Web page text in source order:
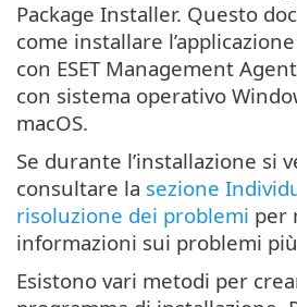
Package Installer. Questo
come installare
con ESET Management
con sistema operativo
macOS.
Se durante l’installazione si
consultare la sezione
risoluzione dei problemi per
informazioni sui problemi
Esistono vari metodi per